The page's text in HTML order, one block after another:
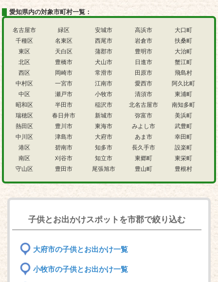
愛知県内の対象市町村一覧：
名古屋市
千種区
東区
北区
西区
中村区
中区
昭和区
瑞穂区
熱田区
中川区
港区
南区
守山区
緑区
名東区
天白区
豊橋市
岡崎市
一宮市
瀬戸市
半田市
春日井市
豊川市
津島市
碧南市
刈谷市
豊田市
安城市
西尾市
蒲郡市
犬山市
常滑市
江南市
小牧市
稲沢市
新城市
東海市
大府市
知多市
知立市
尾張旭市
高浜市
岩倉市
豊明市
日進市
田原市
愛西市
清須市
北名古屋市
弥富市
みよし市
あま市
長久手市
東郷町
豊山町
大口町
扶桑町
大治町
蟹江町
飛島村
阿久比町
東浦町
南知多町
美浜町
武豊町
幸田町
設楽町
東栄町
豊根村
子供とお出かけスポットを市郡で絞り込む
大府市の子供とお出かけ一覧
小牧市の子供とお出かけ一覧